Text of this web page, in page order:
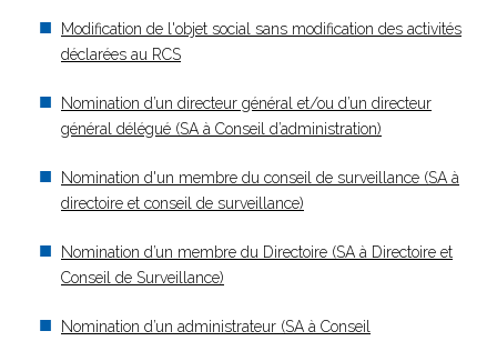
Modification de l'objet social sans modification des activités
déclarées au RCS
Nomination d’un directeur général et/ou d’un directeur
général délégué (SA à Conseil d’administration)
Nomination d'un membre du conseil de surveillance (SA à
directoire et conseil de surveillance)
Nomination d’un membre du Directoire (SA à Directoire et
Conseil de Surveillance)
Nomination d’un administrateur (SA à Conseil